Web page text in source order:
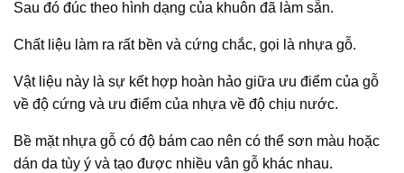
Sau đó đúc theo hình dạng của khuôn đã làm sẵn.
Chất liệu làm ra rất bền và cứng chắc, gọi là nhựa gỗ.
Vật liệu này là sự kết hợp hoàn hảo giữa ưu điểm của gỗ
về độ cứng và ưu điểm của nhựa về độ chịu nước.
Bề mặt nhựa gỗ có độ bám cao nên có thể sơn màu hoặc
dán da tùy ý và tạo được nhiều vân gỗ khác nhau.